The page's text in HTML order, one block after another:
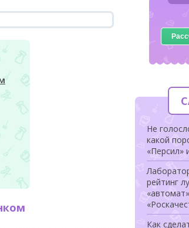
Не
какой
«Персил»
рейтинг
Как